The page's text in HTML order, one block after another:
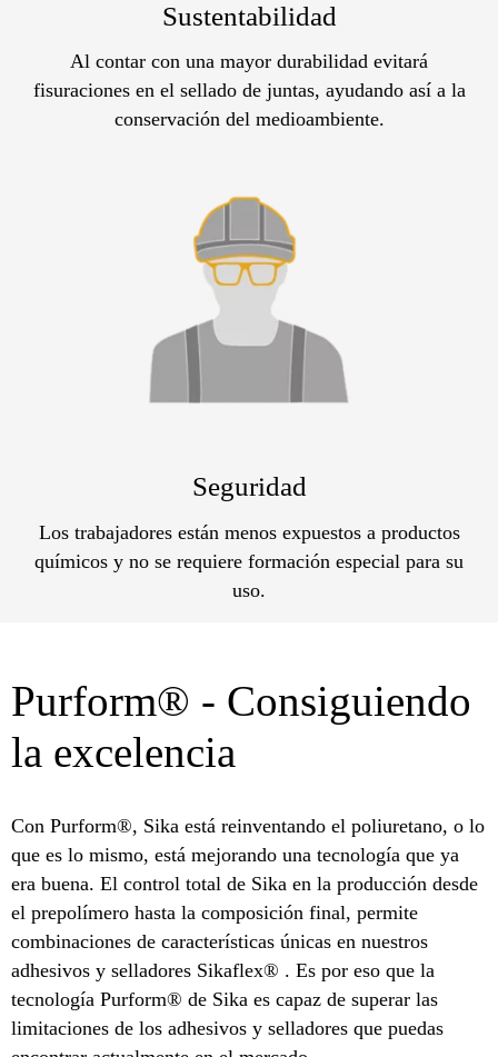
Sustentabilidad
Al contar con una mayor durabilidad evitará
fisuraciones en el sellado de juntas, ayudando así a la
conservación del medioambiente.
Seguridad
Los trabajadores están menos expuestos a productos
químicos y no se requiere formación especial para su
uso.
Purform® - Consiguiendo
la excelencia
Con Purform®, Sika está reinventando el poliuretano, o lo
que es lo mismo, está mejorando una tecnología que ya
era buena. El control total de Sika en la producción desde
el prepolímero hasta la composición final, permite
combinaciones de características únicas en nuestros
adhesivos y selladores Sikaflex® . Es por eso que la
tecnología Purform® de Sika es capaz de superar las
limitaciones de los adhesivos y selladores que puedas